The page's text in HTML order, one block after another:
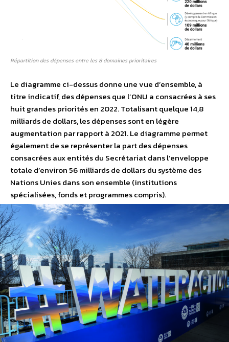
Répartition des dépenses entre les 8 domaines prioritaires
Le diagramme ci-dessus donne une vue d’ensemble, à
titre indicatif, des dépenses que l’ONU a consacrées à ses
huit grandes priorités en 2022. Totalisant quelque 14,8
milliards de dollars, les dépenses sont en légère
augmentation par rapport à 2021. Le diagramme permet
également de se représenter la part des dépenses
consacrées aux entités du Secrétariat dans l’enveloppe
totale d’environ 56 milliards de dollars du système des
Nations Unies dans son ensemble (institutions
spécialisées, fonds et programmes compris).